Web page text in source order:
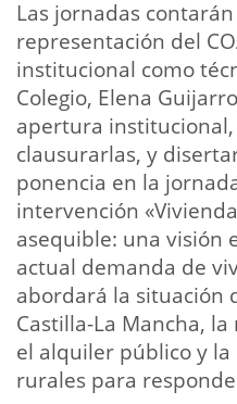
Las jornadas
representación del
institucional como
Colegio, Elena
apertura
clausurarlas, y
ponencia en la
intervención
asequible: una visión
actual demanda de
abordará la situación
Castilla-La Mancha,
el alquiler público y
rurales para